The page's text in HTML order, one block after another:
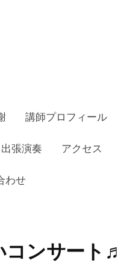
講師プロフィール
出張演奏 アクセス
わせ
コンサート♬